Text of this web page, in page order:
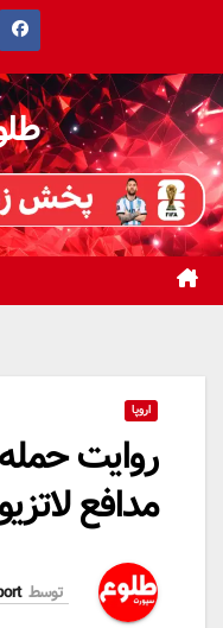
محتوا
اروپا
روایت
مدافع
توسط